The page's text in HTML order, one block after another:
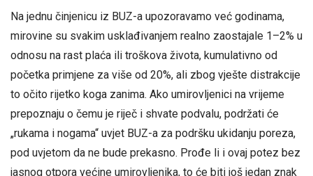
Na jednu činjenicu iz BUZ-a upozoravamo već godinama,
mirovine su svakim usklađivanjem realno zaostajale 1–2% u
odnosu na rast plaća ili troškova života, kumulativno od
početka primjene za više od 20%, ali zbog vješte distrakcije
to očito rijetko koga zanima. Ako umirovljenici na vrijeme
prepoznaju o čemu je riječ i shvate podvalu, podržati će
„rukama i nogama“ uvjet BUZ-a za podršku ukidanju poreza,
pod uvjetom da ne bude prekasno. Prođe li i ovaj potez bez
jasnog otpora većine umirovljenika, to će biti još jedan znak